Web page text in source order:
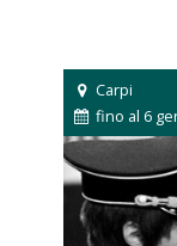
Carpi
fino al 6